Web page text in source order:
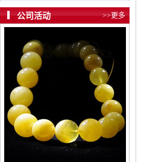
公司活动 >>更多